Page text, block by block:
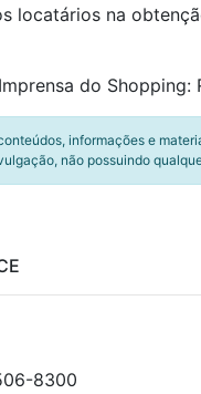
locatários na
do
informações e
não possuindo
8300